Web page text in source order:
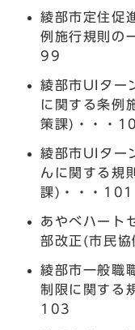
綾部市定住促
例施行規則の
99
綾部市UIター
に関する条例
策課)・・・
綾部市UIター
んに関する規
課)・・・101
あやべハート
部改正(市民
綾部市一般職
制限に関する
103